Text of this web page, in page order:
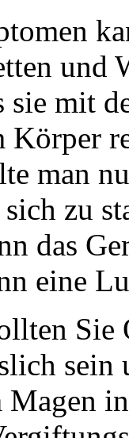
und
sie mit
Körper
man
zu
das
eine
Sie
sein
Magen